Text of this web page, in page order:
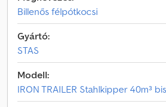
Billenős félpótkocsi
Gyártó:
STAS
Modell:
IRON TRAILER Stahlkipper 40m³